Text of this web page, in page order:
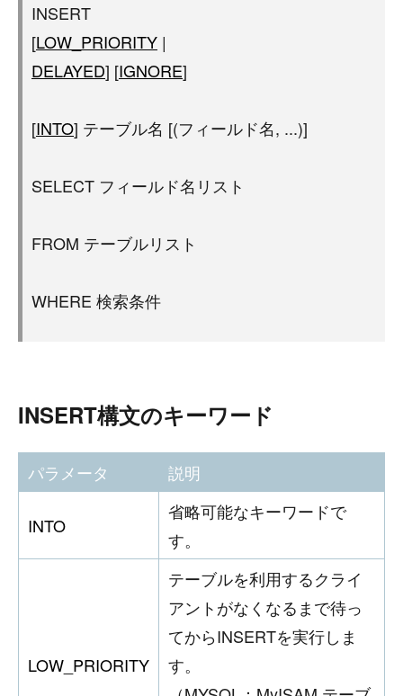
INSERT
[LOW_PRIORITY |
DELAYED] [IGNORE]
[INTO] テーブル名 [(フィールド名, ...)]
SELECT フィールド名リスト
FROM テーブルリスト
WHERE 検索条件
INSERT構文のキーワード
パラメータ 説明
INTO
省略可能なキーワードで
す。
LOW_PRIORITY
テーブルを利用するクライ
アントがなくなるまで待っ
てからINSERTを実行しま
す。